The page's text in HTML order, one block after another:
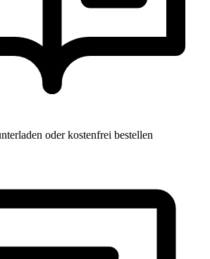
oder kostenfrei bestellen